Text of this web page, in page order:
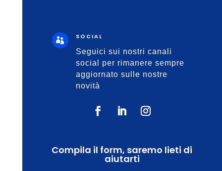
 SOCIAL
Seguici sui nostri canali
social per rimanere sempre
aggiornato sulle nostre
novità
Compila il form, saremo lieti di
aiutarti